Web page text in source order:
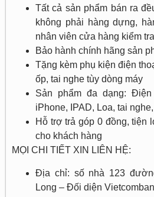
Tất сả ѕản рһẩm bán rа
không phải hàng dựng,
nhân viên cửa hàng kiểm
Bảo hành chính hãng sản
Tặng kèm phụ kiện điện
ốp, tai nghe tùy dòng máy
Sản phẩm đa dạng:
iPhone, IPAD, Loa, tai
Hỗ trợ trả góp 0 đồng, tiện
cho khách hàng
MỌI CHI TIẾT XIN LIÊN HỆ:
Địa chỉ: số nhà 123
Long – Đối diện